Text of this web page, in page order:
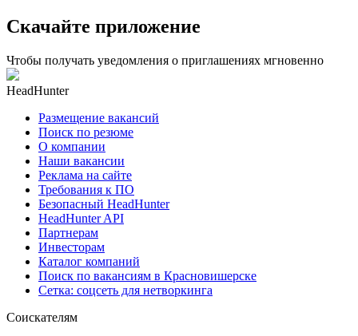
Скачайте приложение
Чтобы получать уведомления о приглашениях мгновенно
HeadHunter
Размещение вакансий
Поиск по резюме
О компании
Наши вакансии
Реклама на сайте
Требования к ПО
Безопасный HeadHunter
HeadHunter API
Партнерам
Инвесторам
Каталог компаний
Поиск по вакансиям в Красновишерске
Сетка: соцсеть для нетворкинга
Соискателям